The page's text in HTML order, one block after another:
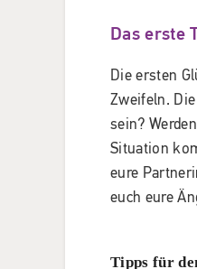
Das erste
Die ersten
Zweifeln.
sein?
Situation
eure
euch eure
Tipps für